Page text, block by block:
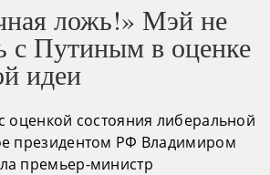
ложь!» Мэй не
с Путиным в оценке
идеи
оценкой состояния либеральной
президентом РФ Владимиром
премьер-министр